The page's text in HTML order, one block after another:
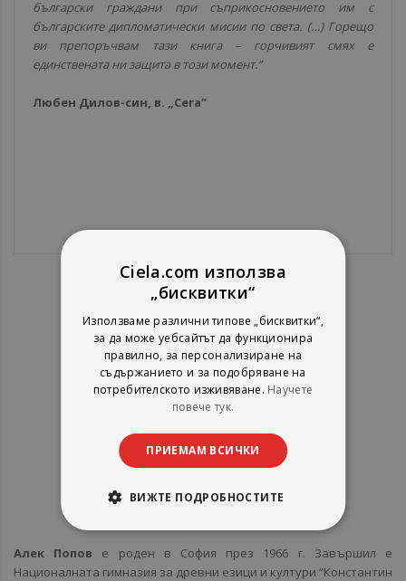
български граждани при съприкосновението им с
българските дипломатически мисии по света. (…) Горещо
ви препоръчвам тази книга – горчивият смях е
единствената ни защита в този момент.”
Любен Дилов-син, в. „Сега”
Алек Попов е роден в София през 1966 г. Завършил е
Националната гимназия за древни езици и култури “Константин
Ciela.com използва
„бисквитки“
Използваме различни типове „бисквитки“,
за да може уебсайтът да функционира
правилно, за персонализиране на
съдържанието и за подобряване на
потребителското изживяване. Научете
повече тук.
ПРИЕМАМ ВСИЧКИ
ВИЖТЕ ПОДРОБНОСТИТЕ